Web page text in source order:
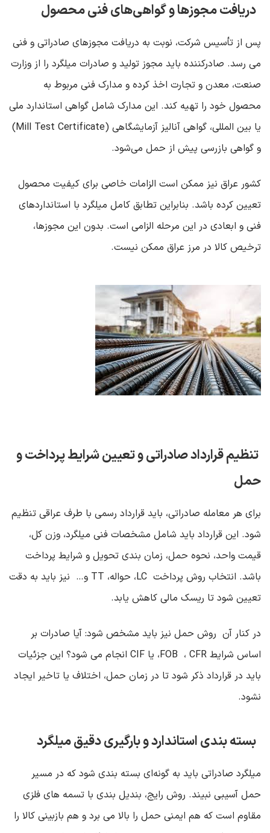
دریافت مجوزها و گواهی‌های فنی محصول
پس از تأسیس شرکت، نوبت به دریافت مجوزهای صادراتی و فنی
می ‌رسد. صادرکننده باید مجوز تولید و صادرات میلگرد را از وزارت
صنعت، معدن و تجارت اخذ کرده و مدارک فنی مربوط به
محصول خود را تهیه کند. این مدارک شامل گواهی استاندارد ملی
یا بین‌ المللی، گواهی آنالیز آزمایشگاهی (Mill Test Certificate)
و گواهی بازرسی پیش از حمل می‌شود.
کشور عراق نیز ممکن است الزامات خاصی برای کیفیت محصول
تعیین کرده باشد. بنابراین تطابق کامل میلگرد با استانداردهای
فنی و ابعادی در این مرحله الزامی است. بدون این مجوزها،
ترخیص کالا در مرز عراق ممکن نیست.
تنظیم قرارداد صادراتی و تعیین شرایط پرداخت و
حمل
برای هر معامله صادراتی، باید قرارداد رسمی با طرف عراقی تنظیم
شود. این قرارداد باید شامل مشخصات فنی میلگرد، وزن کل،
قیمت واحد، نحوه حمل، زمان‌ بندی تحویل و شرایط پرداخت
باشد. انتخاب روش پرداخت
، حواله، TT و… نیز باید به دقت
تعیین شود تا ریسک مالی کاهش یابد.
در کنار آن روش حمل نیز باید مشخص شود: آیا صادرات بر
اساس شرایط
، CFR ، یا
انجام می‌ شود؟ این جزئیات
باید در قرارداد ذکر شود تا در زمان حمل، اختلاف یا تاخیر ایجاد
نشود.
بسته ‌بندی استاندارد و بارگیری دقیق میلگرد
میلگرد صادراتی باید به ‌گونه‌ای بسته ‌بندی شود که در مسیر
حمل آسیبی نبیند. روش رایج، بندیل ‌بندی با تسمه‌ های فلزی
مقاوم است که هم ایمنی حمل را بالا می ‌برد و هم بازبینی کالا را